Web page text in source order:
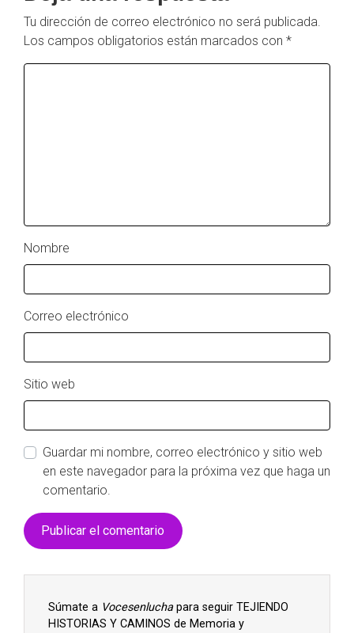
Tu dirección de correo electrónico no será publicada.
Los campos obligatorios están marcados con *
Nombre
Correo electrónico
Sitio web
Guardar mi nombre, correo electrónico y sitio web
en este navegador para la próxima vez que haga un
comentario.
Súmate a Vocesenluchapara seguir TEJIENDO
HISTORIAS Y CAMINOS de Memoria y